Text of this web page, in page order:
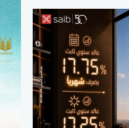
السياحة في مصر
التكنولوجيا
المرأة والأسرة
السيارات
الطب والصحة